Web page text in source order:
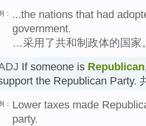
：
...the nations that had
government.
…采用了共和制政体的国家
If someone is Republican
the Republican Party.
： Lower taxes made
party.